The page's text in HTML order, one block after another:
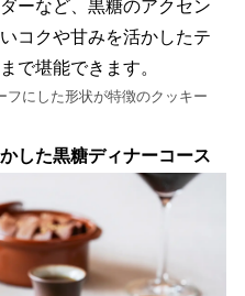
ーなど、黒糖のアクセン
コクや甘みを活かしたテ
で堪能できます。
にした形状が特徴のクッキー
した黒糖ディナーコース